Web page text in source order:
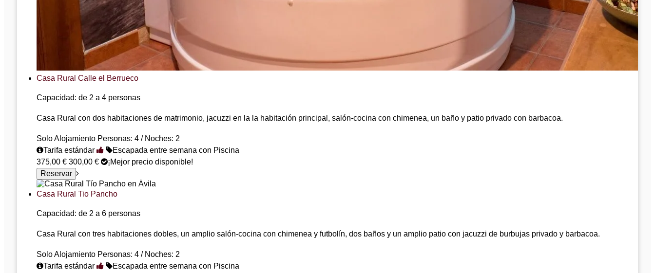
Casa Rural Calle el Berrueco
Capacidad: de 2 a 4 personas
Casa Rural con dos habitaciones de matrimonio, jacuzzi en la la habitación principal, salón-cocina con chimenea, un baño y patio privado con barbacoa.
Solo Alojamiento Personas: 4 / Noches: 2
Tarifa estándar
Escapada entre semana con Piscina
375,00 € 300,00 € ¡Mejor precio disponible!
Casa Rural Tio Pancho
Capacidad: de 2 a 6 personas
Casa Rural con tres habitaciones dobles, un amplio salón-cocina con chimenea y futbolín, dos baños y un amplio patio con jacuzzi de burbujas privado y barbacoa.
Solo Alojamiento Personas: 4 / Noches: 2
Tarifa estándar
Escapada entre semana con Piscina